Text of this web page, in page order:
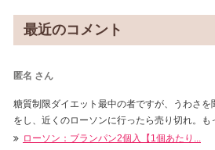
最近のコメント
匿名 さん
糖質制限ダイエット最中の者ですが、うわさ
をし、近くのローソンに行ったら売り切れ。も
ローソン：ブランパン2個入【1個あたり...